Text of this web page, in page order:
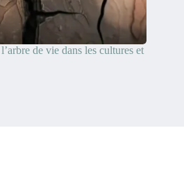
de vie dans les cultures et